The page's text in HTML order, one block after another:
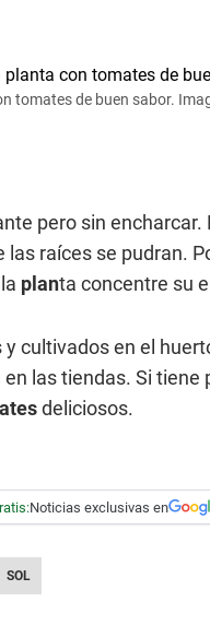
tomates de buen sabor.
pero sin
raíces se pudran.
planta concentre su
y cultivados en el
las tiendas. Si
deliciosos.
Noticias exclusivas en
SOL